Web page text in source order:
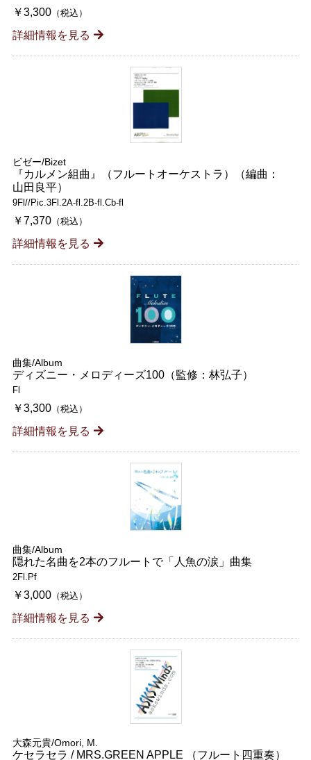
￥3,300（税込）
詳細情報を見る
ビゼー/Bizet
『カルメン組曲』（フルートオーケストラ）（編曲：
山田良平）
9Fl//Pic.3Fl.2A-fl.2B-fl.Cb-fl
￥7,370（税込）
詳細情報を見る
曲集/Album
ディズニー・メロディーズ100（監修：林弘子）
Fl
￥3,300（税込）
詳細情報を見る
曲集/Album
隠れた名曲を2本のフルートで「人魚の涙」曲集
2Fl.Pf
￥3,000（税込）
詳細情報を見る
大森元貴/Omori, M.
ケセラセラ / MRS.GREEN APPLE （フルート四重奏）